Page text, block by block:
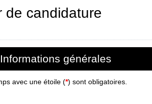
de candidature
Informations générales
avec une étoile (*) sont obligatoires.